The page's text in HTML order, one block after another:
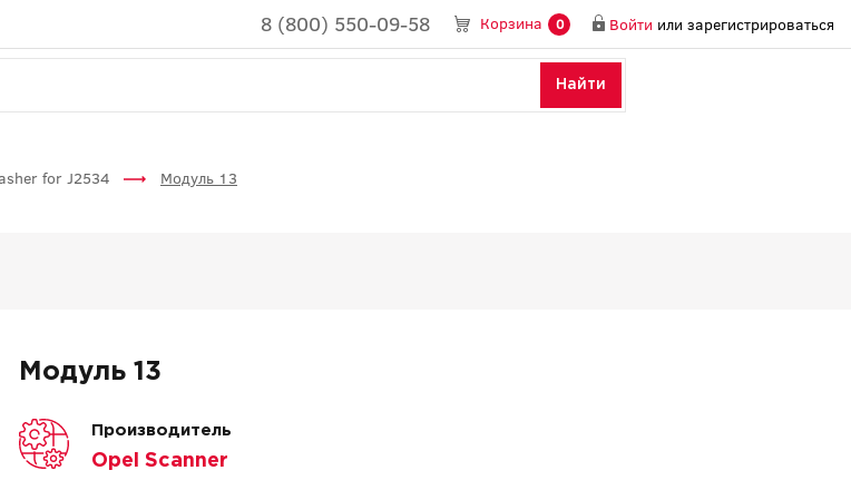
8 (800) 550-09-58 Корзина 0 Войти или зарегистрироваться
Найти
for J2534 Модуль 13
Модуль 13
Производитель
Opel Scanner